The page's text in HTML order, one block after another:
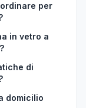
per
in vetro a
di
domicilio